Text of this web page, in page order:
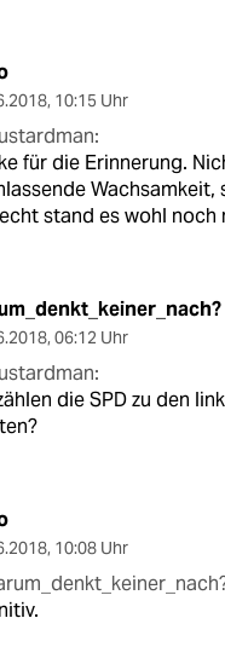
, 10:15 Uhr
für die Erinnerung.
Wachsamkeit,
stand es wohl noch
, 06:12 Uhr
die SPD zu den
, 10:08 Uhr